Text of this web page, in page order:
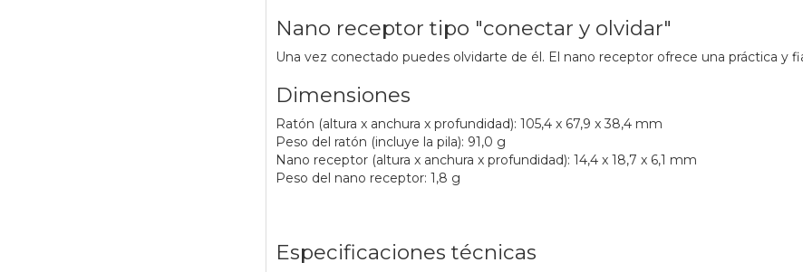
Nano receptor tipo "conectar y olvidar"
Una vez conectado puedes olvidarte de él. El nano receptor ofrece una práctica y
Dimensiones
Ratón (altura x anchura x profundidad): 105,4 x 67,9 x 38,4 mm
Peso del ratón (incluye la pila): 91,0 g
Nano receptor (altura x anchura x profundidad): 14,4 x 18,7 x 6,1 mm
Peso del nano receptor: 1,8 g
Especificaciones técnicas